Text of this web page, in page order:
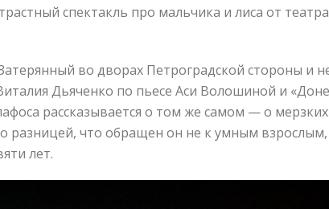
спектакль про мальчика и лиса от
во дворах Петроградской стороны
Дьяченко по пьесе Аси Волошиной и
рассказывается о том же самом — о
разницей, что обращен он не к умным
лет.